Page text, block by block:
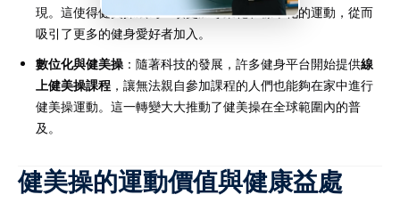
現。這使得健美操成為一項更加專業化和標準化的運動，從而
吸引了更多的健身愛好者加入。
數位化與健美操 ：隨著科技的發展，許多健身平台開始提供線
上健美操課程 ，讓無法親自參加課程的人們也能夠在家中進行
健美操運動。這一轉變大大推動了健美操在全球範圍內的普
及。
健美操的運動價值與健康益處